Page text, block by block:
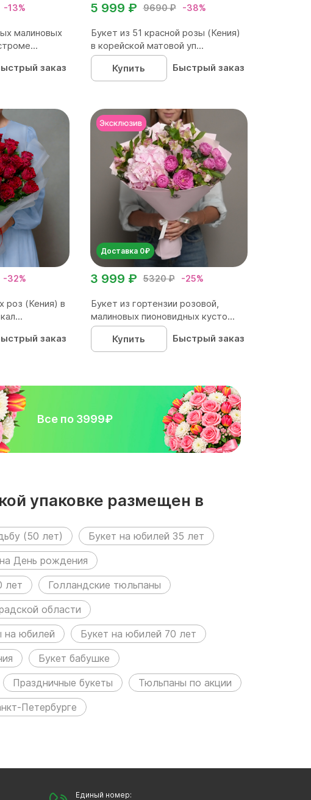
-13%
малиновых
заказ
9690 ₽ -38%
5 999 ₽
Букет из 51 красной розы (Кения)
в корейской матовой уп...
Купить
Быстрый заказ
-32%
роз (Кения) в
заказ
Доставка 0₽
5320 ₽ -25%
3 999 ₽
Букет из гортензии розовой,
малиновых пионовидных кусто...
Купить
Быстрый заказ
Все по 3999₽
упаковке размещен в
(50 лет)
Букет на юбилей 35 лет
День рождения
лет
Голландские тюльпаны
области
на юбилей
Букет на юбилей 70 лет
Букет бабушке
Праздничные букеты
Тюльпаны по акции
Петербурге
Единый номер: